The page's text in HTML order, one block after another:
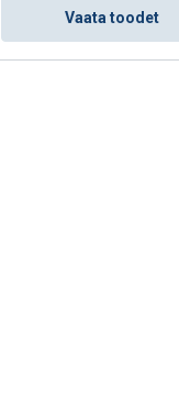
Vaata toodet